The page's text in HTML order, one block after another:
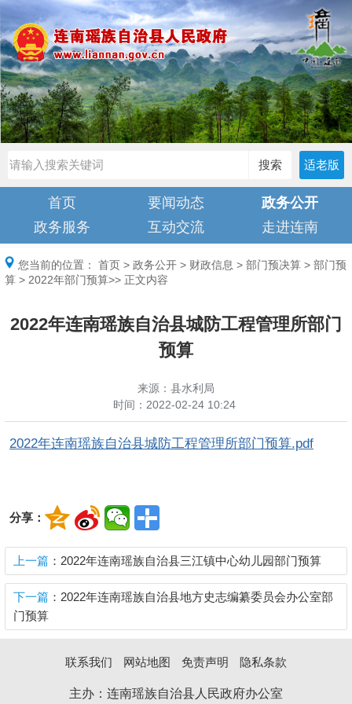
搜索 适老版
首页 要闻动态
政务公开
政务服务
互动交流 走进连南
您当前的位置： 首页 > 政务公开 > 财政信息 > 部门预决算 > 部门预
算 > 2022年部门预算>> 正文内容
2022年连南瑶族自治县城防工程管理所部门
预算
来源：县水利局
时间： 2022-02-24 10:24
2022年连南瑶族自治县城防工程管理所部门预算.pdf
分享：
上一篇 ：2022年连南瑶族自治县三江镇中心幼儿园部门预算
下一篇 ：2022年连南瑶族自治县地方史志编纂委员会办公室部
门预算
联系我们 网站地图 免责声明 隐私条款
主办：连南瑶族自治县人民政府办公室